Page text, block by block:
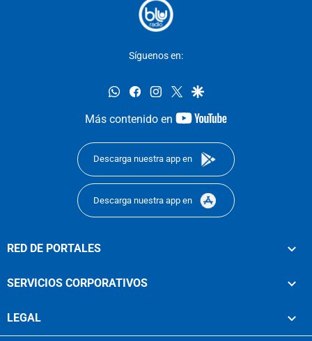
Síguenos en:
whatsappfacebookinstagram
twittergoogle
Más contenido en
youtube-
Descarga nuestra app en
Descarga nuestra app en
RED DE PORTALES
SERVICIOS CORPORATIVOS
LEGAL